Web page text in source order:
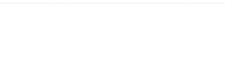
ます(使用の際には稼働可能)古いものなので返品キャンセル・保証は不